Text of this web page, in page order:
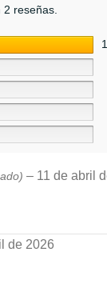
reseñas.
– 11 de abril
de 2026